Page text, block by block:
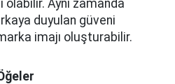
olabilir. Aynı zamanda
duyulan güveni
imajı oluşturabilir.